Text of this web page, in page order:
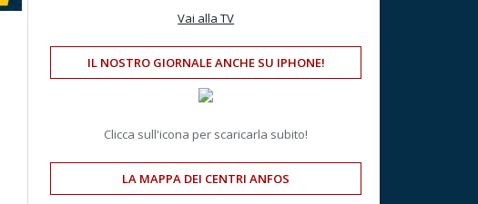
Vai alla TV
IL NOSTRO GIORNALE ANCHE SU IPHONE!
Clicca sull'icona per scaricarla subito!
LA MAPPA DEI CENTRI ANFOS